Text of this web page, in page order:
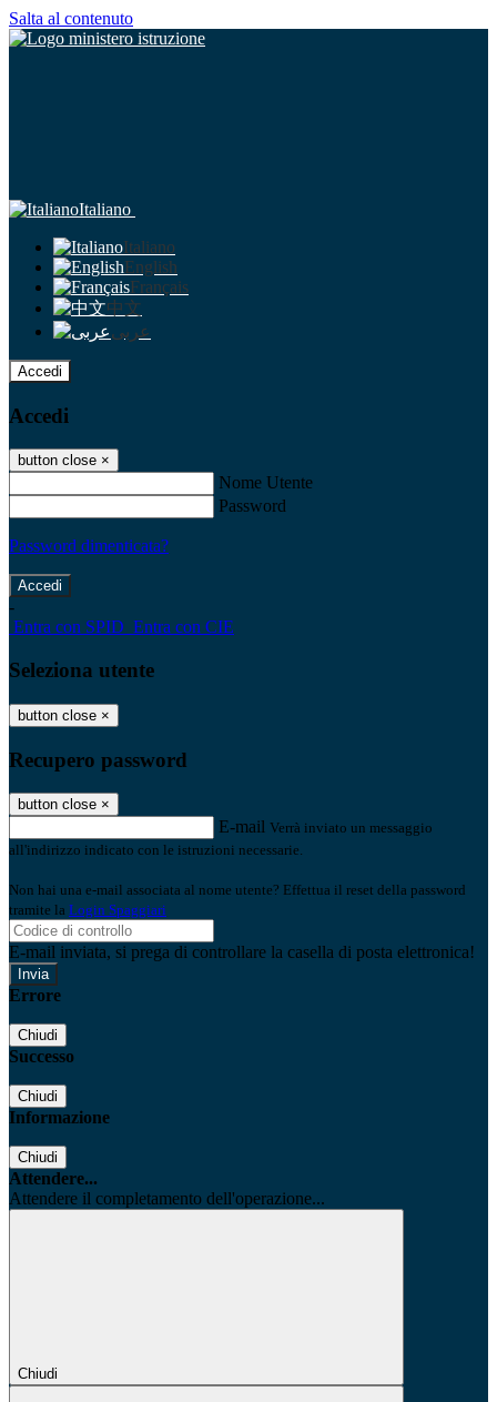
Salta al contenuto
Italiano
Italiano
English
Français
中文
عربى
Accedi
Accedi
button close ×
Nome Utente
Password
Password dimenticata?
-
Entra con SPID Entra con CIE
Seleziona utente
button close ×
Recupero password
button close ×
E-mail Verrà inviato un messaggio
all'indirizzo indicato con le istruzioni necessarie.
Non hai una e-mail associata al nome utente? Effettua il reset della password
tramite la Login Spaggiari
E-mail inviata, si prega di controllare la casella di posta elettronica!
Errore
Chiudi
Successo
Chiudi
Informazione
Chiudi
Attendere...
Attendere il completamento dell'operazione...
Chiudi